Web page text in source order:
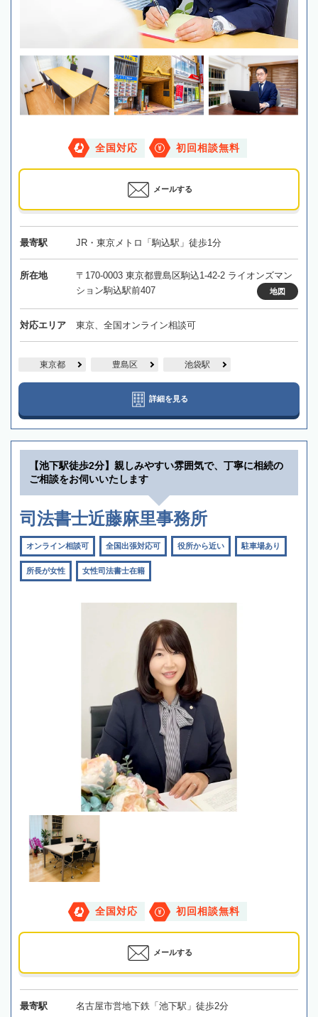
全国対応 初回相談無料
メールする
最寄駅 JR・東京メトロ「駒込駅」徒歩1分
所在地
〒170-0003 東京都豊島区駒込1-42-2 ライオンズマン
ション駒込駅前407
地図
対応エリア 東京、全国オンライン相談可
東京都 豊島区 池袋駅
詳細を見る
【池下駅徒歩2分】親しみやすい雰囲気で、丁寧に相続の
ご相談をお伺いいたします
司法書士近藤麻里事務所
オンライン相談可 全国出張対応可 役所から近い 駐車場あり
所長が女性 女性司法書士在籍
全国対応 初回相談無料
メールする
最寄駅 名古屋市営地下鉄「池下駅」徒歩2分